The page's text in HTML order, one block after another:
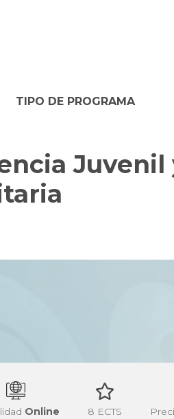
TIPO DE PROGRAMA
Online 8 ECTS